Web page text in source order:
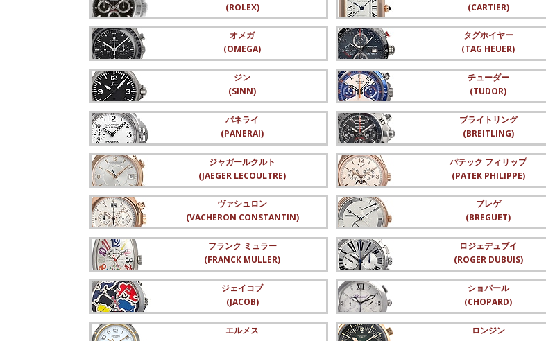
(ROLEX)
(CARTIER)
オメガ
(OMEGA)
タグホイヤー
(TAG HEUER)
ジン
(SINN)
チューダー
(TUDOR)
パネライ
(PANERAI)
ブライトリング
(BREITLING)
ジャガールクルト
(JAEGER LECOULTRE)
パテック フィリップ
(PATEK PHILIPPE)
ヴァシュロン
(VACHERON CONSTANTIN)
ブレゲ
(BREGUET)
フランク ミュラー
(FRANCK MULLER)
ロジェデュブイ
(ROGER DUBUIS)
ジェイコブ
(JACOB)
ショパール
(CHOPARD)
エルメス
ロンジン